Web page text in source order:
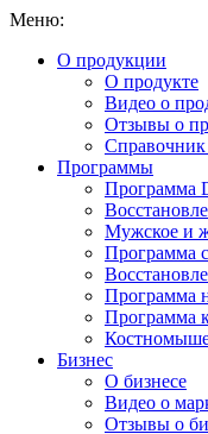
Меню:
О продукции
О продукте
Видео о
Отзывы о
Программы
Программа
Мужское и
Программа
Программа
Программа
Бизнес
О бизнесе
Видео о
Отзывы о